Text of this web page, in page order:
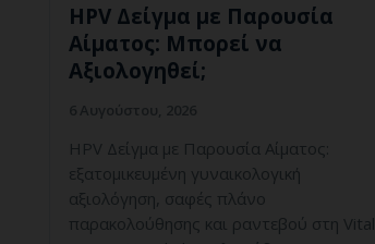
HPV Δείγμα με Παρουσία
Αίματος: Μπορεί να
Αξιολογηθεί;
HPV Δείγμα με Παρουσία Αίματος:
εξατομικευμένη γυναικολογική
αξιολόγηση, σαφές πλάνο
παρακολούθησης και ραντεβού στη Vital